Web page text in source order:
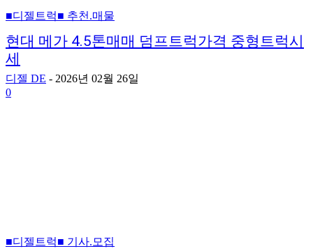
■디젤트럭■ 추천.매물
현대 메가 4.5톤매매 덤프트럭가격 중형트럭시
세
디젤 DE - 2026년 02월 26일
0
■디젤트럭■ 기사.모집